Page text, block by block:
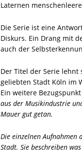
Laternen
Die Serie ist eine
Diskurs. Ein Drang mit
auch der
Der Titel der Serie lehnt
geliebten Stadt Köln im
Ein weitere
aus der Musikindustrie
Mauer gut getan.
Die einzelnen Aufnahmen
Stadt. Sie beschreiben